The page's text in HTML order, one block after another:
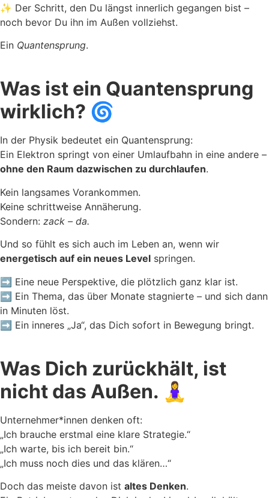
✨ Der Schritt, den Du längst innerlich gegangen bist –
noch bevor Du ihn im Außen vollziehst.
Ein Quantensprung.
Was ist ein Quantensprung
wirklich? 🌀
In der Physik bedeutet ein Quantensprung:
Ein Elektron springt von einer Umlaufbahn in eine andere –
ohne den Raum dazwischen zu durchlaufen.
Kein langsames Vorankommen.
Keine schrittweise Annäherung.
Sondern: zack – da.
Und so fühlt es sich auch im Leben an, wenn wir
energetisch auf ein neues Level springen.
➡️ Eine neue Perspektive, die plötzlich ganz klar ist.
➡️ Ein Thema, das über Monate stagnierte – und sich dann
in Minuten löst.
➡️ Ein inneres „Ja“, das Dich sofort in Bewegung bringt.
Was Dich zurückhält, ist
nicht das Außen. 🧘‍♀️
Unternehmer*innen denken oft:
„Ich brauche erstmal eine klare Strategie.“
„Ich warte, bis ich bereit bin.“
„Ich muss noch dies und das klären…“
Doch das meiste davon ist altes Denken.